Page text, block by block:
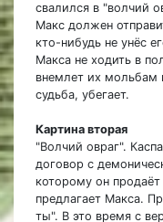
свалился в "волчий
Макс должен
кто-нибудь не унёс
Макса не ходить в
внемлет их мольбам
судьба, убегает.
Картина вторая
"Волчий овраг".
договор с
которому он
предлагает Макса.
ты". В это время с